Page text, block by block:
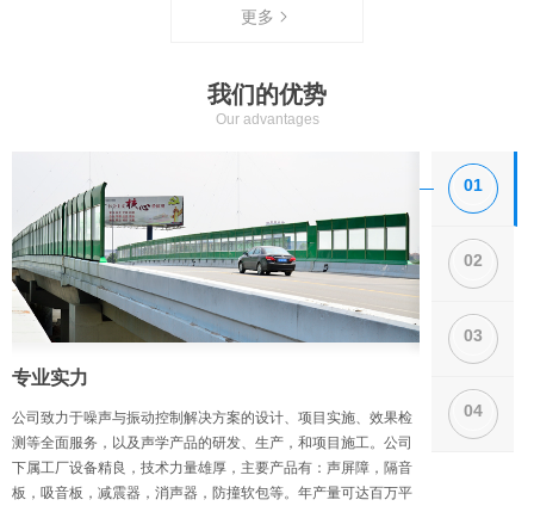
更多
我们的优势
Our advantages
01
02
03
04
专业实力
公司致力于噪声与振动控制解决方案的设计、项目实施、效果检
测等全面服务，以及声学产品的研发、生产，和项目施工。公司
下属工厂设备精良，技术力量雄厚，主要产品有：声屏障，隔音
板，吸音板，减震器，消声器，防撞软包等。年产量可达百万平
公司致力于噪声
测等全面服务，